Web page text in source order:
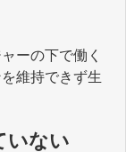
ーの下で働く
維持できず生
いない